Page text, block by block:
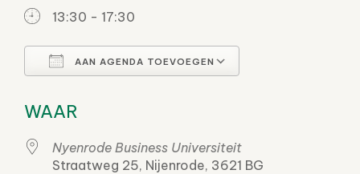
13:30 - 17:30
AAN AGENDA TOEVOEGEN
WAAR
Nyenrode Business Universiteit
Straatweg 25, Nijenrode, 3621 BG